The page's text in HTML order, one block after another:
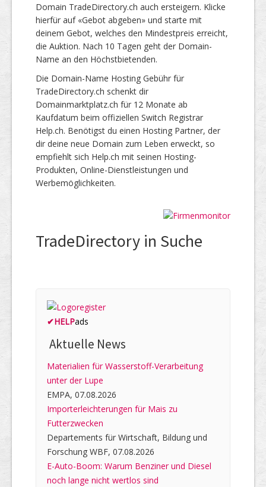
Domain TradeDirectory.ch auch ersteigern. Klicke
hierfür auf «Gebot abgeben» und starte mit
deinem Gebot, welches den Mindestpreis erreicht,
die Auktion. Nach 10 Tagen geht der Domain-
Name an den Höchstbietenden.
Die Domain-Name Hosting Gebühr für
TradeDirectory.ch schenkt dir
Domainmarktplatz.ch für 12 Monate ab
Kaufdatum beim offiziellen Switch Registrar
Help.ch. Benötigst du einen Hosting Partner, der
dir deine neue Domain zum Leben erweckt, so
empfiehlt sich Help.ch mit seinen Hosting-
Produkten, Online-Dienstleistungen und
Werbemöglichkeiten.
TradeDirectory in Suche
✔HELPads
Aktuelle News
Materialien für Wasserstoff-Verarbeitung
unter der Lupe
EMPA, 07.08.2026
Importerleichterungen für Mais zu
Futterzwecken
Departements für Wirtschaft, Bildung und
Forschung WBF, 07.08.2026
E-Auto-Boom: Warum Benziner und Diesel
noch lange nicht wertlos sind